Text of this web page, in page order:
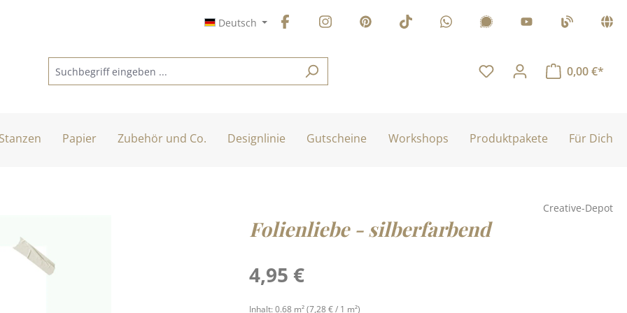
Deutsch
0,00 €*
Stanzen Papier Zubehör und Co. Designlinie Gutscheine Workshops Produktpakete Für Dich
Creative-Depot
Folienliebe - silberfarbend
Regulärer Preis:
4,95 €
Inhalt: 0.68 m²(7,28 € / 1 m²)